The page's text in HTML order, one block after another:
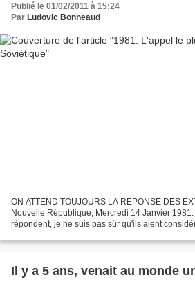
Publié le 01/02/2011 à 15:24
Par Ludovic Bonneaud
ON ATTEND TOUJOURS LA REPONSE DES
Nouvelle République, Mercredi 14 Janvier
répondent, je ne suis pas sûr qu'ils aient
Il y a 5 ans, venait au monde